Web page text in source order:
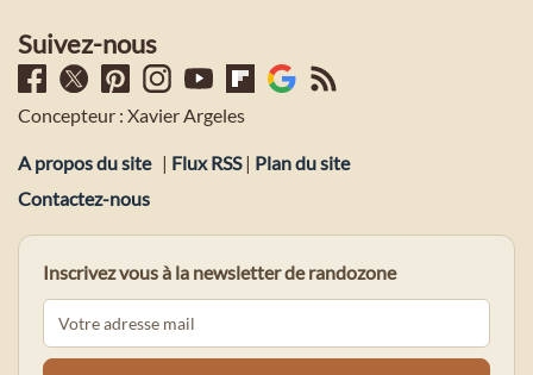
Suivez-nous
Concepteur : Xavier Argeles
A propos du site | Flux RSS| Plan du site
Contactez-nous
Inscrivez vous à la newsletter de randozone